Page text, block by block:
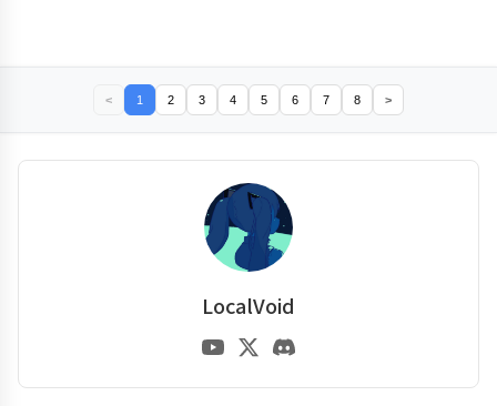
< 1 2 3 4 5 6 7 8 >
LocalVoid